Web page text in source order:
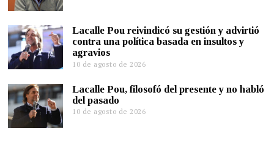
Lacalle Pou reivindicó su gestión y advirtió
contra una política basada en insultos y
agravios
10 de agosto de 2026
Lacalle Pou, filosofó del presente y no habló
del pasado
10 de agosto de 2026